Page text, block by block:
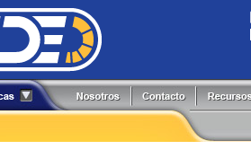
Generadores de Funciones